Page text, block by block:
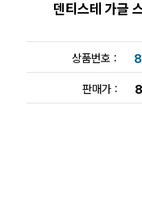
덴티스테 가글
상품번호 :
판매가 :